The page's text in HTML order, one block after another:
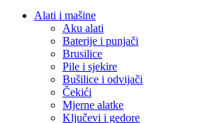
Alati i mašine
Aku alati
Baterije i punjači
Brusilice
Pile i sjekire
Bušilice i odvijači
Čekići
Mjerne alatke
Ključevi i gedore